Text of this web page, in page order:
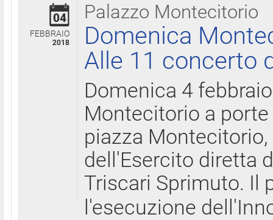
Palazzo Montecitorio
04
FEBBRAIO
2018
Domenica
Alle 11 concerto
Domenica 4
Montecitorio a
piazza
dell'Esercito diretta
Triscari Sprimuto. Il
l'esecuzione